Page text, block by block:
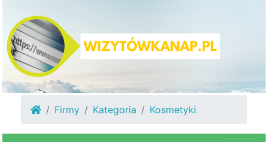
Firmy Kategoria Kosmetyki